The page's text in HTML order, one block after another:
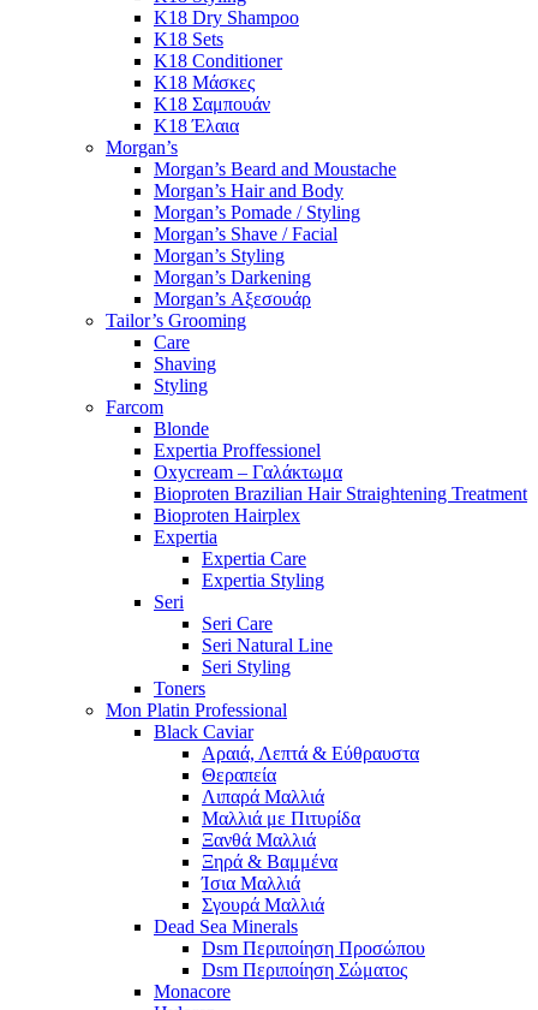
K18 Dry Shampoo
K18 Sets
K18 Conditioner
K18 Μάσκες
K18 Σαμπουάν
K18 Έλαια
Morgan’s
Morgan’s Beard and Moustache
Morgan’s Hair and Body
Morgan’s Pomade / Styling
Morgan’s Shave / Facial
Morgan’s Styling
Morgan’s Darkening
Morgan’s Αξεσουάρ
Tailor’s Grooming
Care
Shaving
Styling
Farcom
Blonde
Expertia Proffessionel
Oxycream – Γαλάκτωμα
Bioproten Brazilian Hair Straightening Treatment
Bioproten Hairplex
Expertia
Expertia Care
Expertia Styling
Seri
Seri Care
Seri Natural Line
Seri Styling
Toners
Mon Platin Professional
Black Caviar
Αραιά, Λεπτά & Εύθραυστα
Θεραπεία
Λιπαρά Μαλλιά
Μαλλιά με Πιτυρίδα
Ξανθά Μαλλιά
Ξηρά & Βαμμένα
Ίσια Μαλλιά
Σγουρά Μαλλιά
Dead Sea Minerals
Dsm Περιποίηση Προσώπου
Dsm Περιποίηση Σώματος
Monacore